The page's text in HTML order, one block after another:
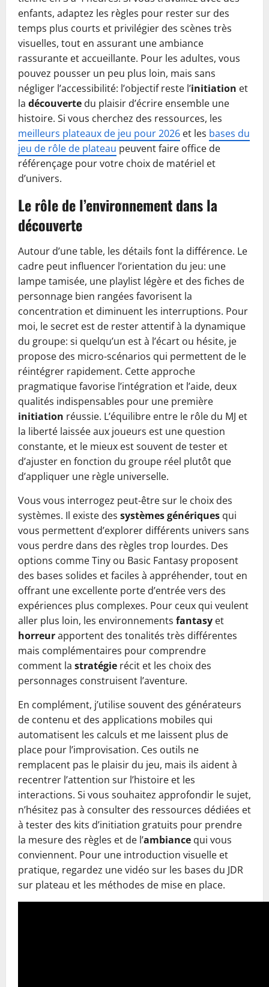
enfants, adaptez les règles pour rester sur des
temps plus courts et privilégier des scènes très
visuelles, tout en assurant une ambiance
rassurante et accueillante. Pour les adultes, vous
pouvez pousser un peu plus loin, mais sans
négliger l’accessibilité: l’objectif reste l’initiation et
la découverte du plaisir d’écrire ensemble une
histoire. Si vous cherchez des ressources, les
meilleurs plateaux de jeu pour 2026 et les bases du
jeu de rôle de plateau peuvent faire office de
référençage pour votre choix de matériel et
d’univers.
Le rôle de l’environnement dans la
découverte
Autour d’une table, les détails font la différence. Le
cadre peut influencer l’orientation du jeu: une
lampe tamisée, une playlist légère et des fiches de
personnage bien rangées favorisent la
concentration et diminuent les interruptions. Pour
moi, le secret est de rester attentif à la dynamique
du groupe: si quelqu’un est à l’écart ou hésite, je
propose des micro-scénarios qui permettent de le
réintégrer rapidement. Cette approche
pragmatique favorise l’intégration et l’aide, deux
qualités indispensables pour une première
initiation réussie. L’équilibre entre le rôle du MJ et
la liberté laissée aux joueurs est une question
constante, et le mieux est souvent de tester et
d’ajuster en fonction du groupe réel plutôt que
d’appliquer une règle universelle.
Vous vous interrogez peut-être sur le choix des
systèmes. Il existe des systèmes génériques qui
vous permettent d’explorer différents univers sans
vous perdre dans des règles trop lourdes. Des
options comme Tiny ou Basic Fantasy proposent
des bases solides et faciles à appréhender, tout en
offrant une excellente porte d’entrée vers des
expériences plus complexes. Pour ceux qui veulent
aller plus loin, les environnements fantasy et
horreurapportent des tonalités très différentes
mais complémentaires pour comprendre
comment la stratégie récit et les choix des
personnages construisent l’aventure.
En complément, j’utilise souvent des générateurs
de contenu et des applications mobiles qui
automatisent les calculs et me laissent plus de
place pour l’improvisation. Ces outils ne
remplacent pas le plaisir du jeu, mais ils aident à
recentrer l’attention sur l’histoire et les
interactions. Si vous souhaitez approfondir le sujet,
n’hésitez pas à consulter des ressources dédiées et
à tester des kits d’initiation gratuits pour prendre
la mesure des règles et de l’ambiance qui vous
conviennent. Pour une introduction visuelle et
pratique, regardez une vidéo sur les bases du JDR
sur plateau et les méthodes de mise en place.